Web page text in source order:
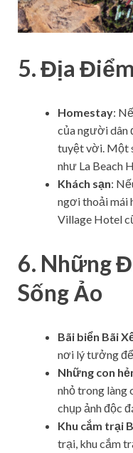
5. Địa
Homestay:
của người dân
tuyệt vời. Một
như La Beach
Khách sạn:
ngơi thoải mái
Village Hotel
6. Những
Sống Ảo
Bãi biển Bãi
nơi lý tưởng để
Những con
nhỏ trong làng
chụp ảnh độc
Khu cắm trại
trại, khu cắm